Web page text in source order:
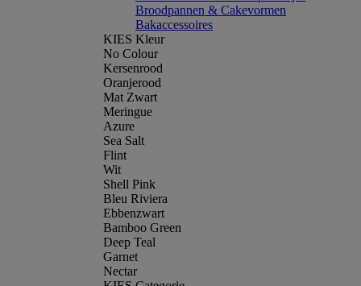
Broodpannen & Cakevormen
Bakaccessoires
KIES Kleur
No Colour
Kersenrood
Oranjerood
Mat Zwart
Meringue
Azure
Sea Salt
Flint
Wit
Shell Pink
Bleu Riviera
Ebbenzwart
Bamboo Green
Deep Teal
Garnet
Nectar